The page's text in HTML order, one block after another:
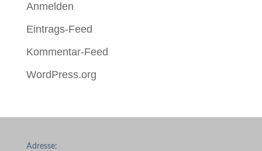
Anmelden
Eintrags-Feed
Kommentar-Feed
WordPress.org
Adresse: